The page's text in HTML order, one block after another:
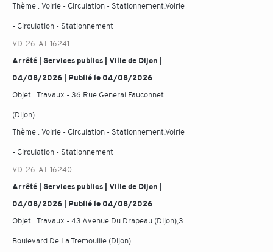
Thème :Voirie - Circulation - Stationnement;Voirie
- Circulation - Stationnement
VD-26-AT-16241
Arrêté | Services publics | Ville de Dijon |
04/08/2026 | Publié le 04/08/2026
Objet :Travaux - 36 Rue General Fauconnet
(Dijon)
Thème :Voirie - Circulation - Stationnement;Voirie
- Circulation - Stationnement
VD-26-AT-16240
Arrêté | Services publics | Ville de Dijon |
04/08/2026 | Publié le 04/08/2026
Objet :Travaux - 43 Avenue Du Drapeau (Dijon),3
Boulevard De La Tremouille (Dijon)